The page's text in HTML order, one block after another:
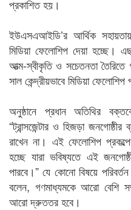
প্রকাশিত হয়।
ইউএসএআইডি’র আর্থিক
মিডিয়া ফেলোশিপ দেয়া হচ্ছে।
আত্ম-স্বীকৃতি ও সচেতনতা
সাল কেন্দ্রীয়ভাবে মিডিয়া
অনুষ্ঠানে প্রধান অতিথির
“ট্রান্সজেন্টার ও হিজড়া জনগোষ্ঠীর
রাখেন না। এই ফেলোশিপ
হচ্ছে যারা ভবিষ্যতে এই
পারবে।” যে কোনো বিষয়ে
বলেন, গণমাধ্যমকে আরো বেশি
আরো দ্রুততর হবে।